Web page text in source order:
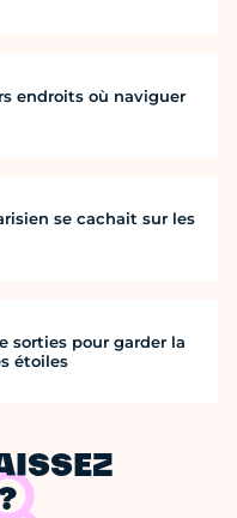
endroits où naviguer
se cachait sur les
sorties pour garder la
étoiles